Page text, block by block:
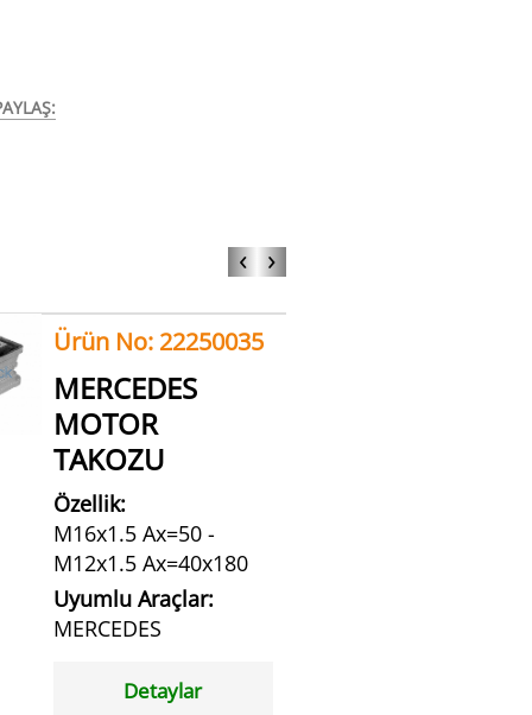
‹ ›
Ürün No: 22250035
MERCEDES
MOTOR
TAKOZU
Özellik:
M16x1.5 Ax=50 -
M12x1.5 Ax=40x180
Uyumlu Araçlar:
MERCEDES
Detaylar